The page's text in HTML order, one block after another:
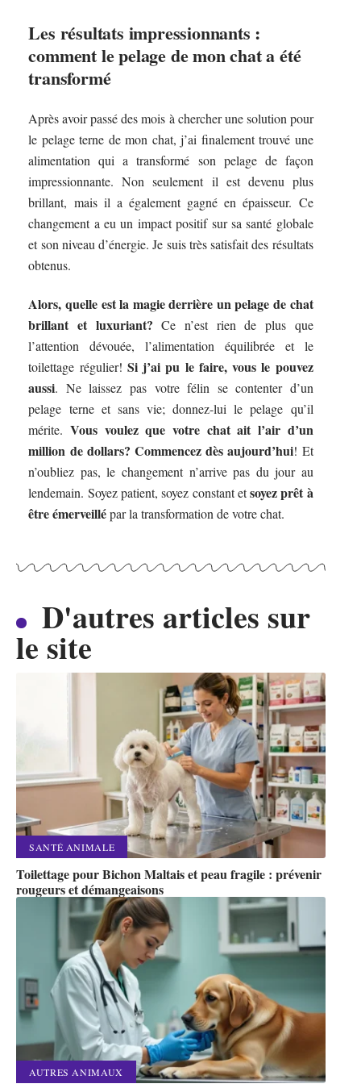
Les résultats impressionnants :
comment le pelage de mon chat a été
transformé
Après avoir passé des mois à chercher une solution pour
le pelage terne de mon chat, j’ai finalement trouvé une
alimentation qui a transformé son pelage de façon
impressionnante. Non seulement il est devenu plus
brillant, mais il a également gagné en épaisseur. Ce
changement a eu un impact positif sur sa santé globale
et son niveau d’énergie. Je suis très satisfait des résultats
obtenus.
Alors, quelle est la magie derrière un pelage de chat
brillant et luxuriant? Ce n’est rien de plus que
l’attention dévouée, l’alimentation équilibrée et le
toilettage régulier! Si j’ai pu le faire, vous le pouvez
aussi. Ne laissez pas votre félin se contenter d’un
pelage terne et sans vie; donnez-lui le pelage qu’il
mérite.Vous voulez que votre chat ait l’air d’un
million de dollars? Commencez dès aujourd’hui! Et
n’oubliez pas, le changement n’arrive pas du jour au
lendemain. Soyez patient, soyez constant etsoyez prêt à
être émerveillépar la transformation de votre chat.
D'autres articles sur
le site
SANTÉ ANIMALE
Toilettage pour Bichon Maltais et peau fragile : prévenir
rougeurs et démangeaisons
AUTRES ANIMAUX